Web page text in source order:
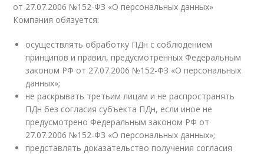
от 27.07.2006 №152-ФЗ «О персональных данных»
Компания обязуется:
осуществлять обработку ПДн с соблюдением
принципов и правил, предусмотренных Федеральным
законом РФ от 27.07.2006 №152-ФЗ «О персональных
данных»;
не раскрывать третьим лицам и не распространять
ПДн без согласия субъекта ПДн, если иное не
предусмотрено Федеральным законом РФ от
27.07.2006 №152-ФЗ «О персональных данных»;
представлять доказательство получения согласия